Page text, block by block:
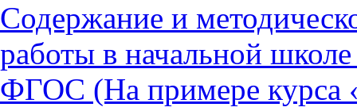
Содержание и
работы в начальной
ФГОС (На примере курса